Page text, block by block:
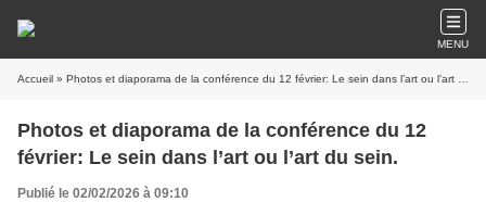
MENU
Accueil » Photos et diaporama de la conférence du 12 février: Le sein dans l’art ou l’art du sein.
Photos et diaporama de la conférence du 12
février: Le sein dans l’art ou l’art du sein.
Publié le 02/02/2026 à 09:10